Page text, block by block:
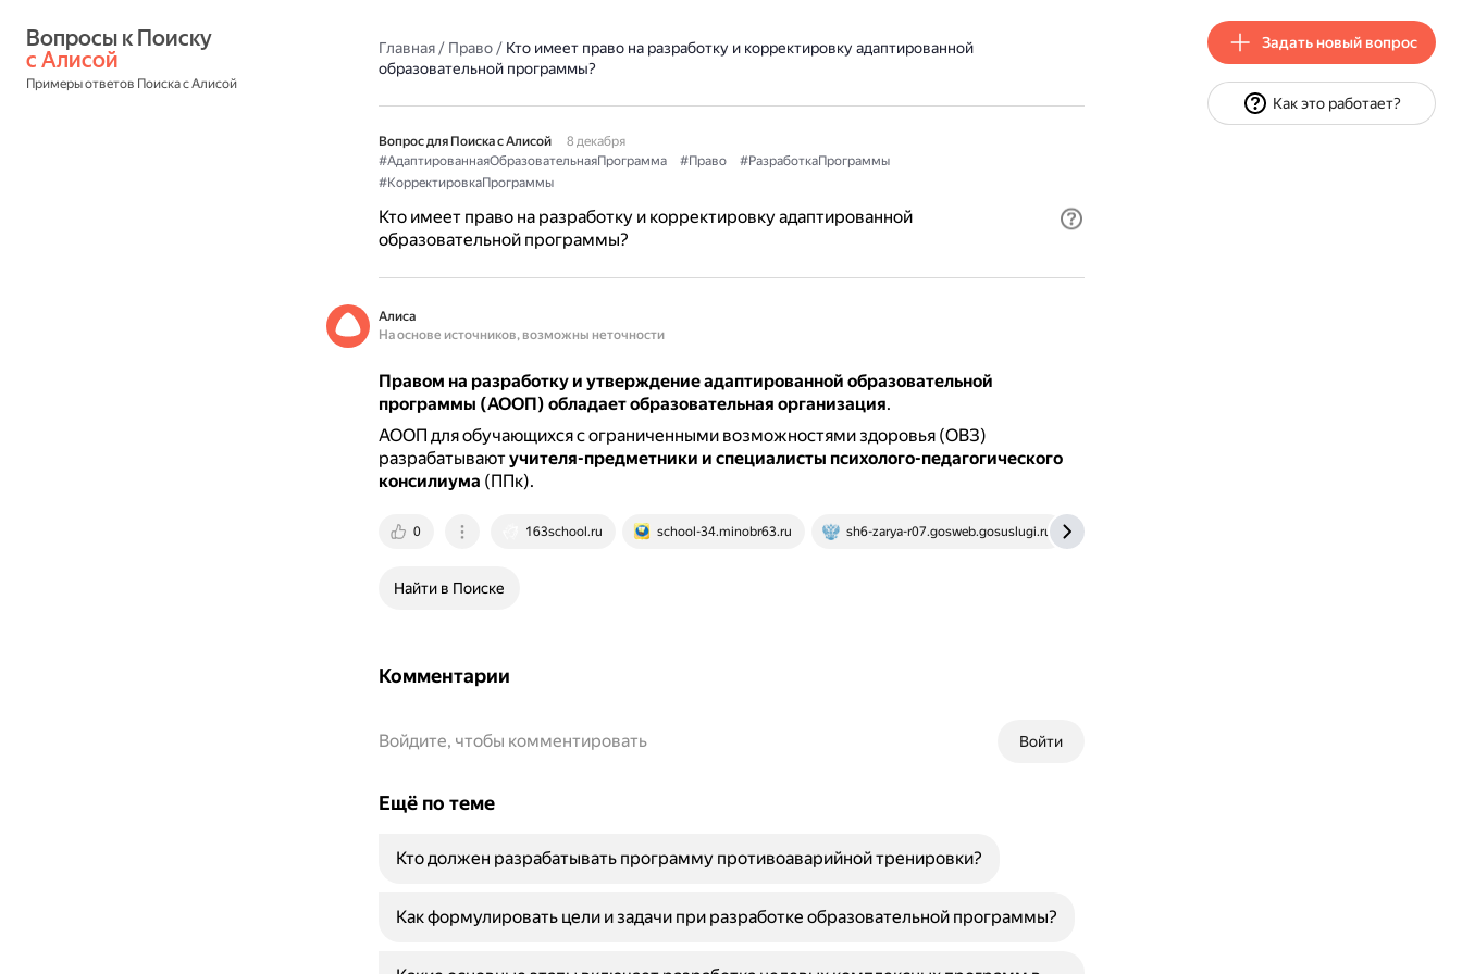
с Алисой
Примеры ответов Поиска с Алисой
Главная/ Право/ Кто имеет право на разработку и корректировку адаптированной
образовательной программы?
Вопрос для Поиска с Алисой
8 декабря
#АдаптированнаяОбразовательнаяПрограмма
#Право
#РазработкаПрограммы
#КорректировкаПрограммы
Кто имеет право на разработку и корректировку адаптированной
образовательной программы?
Алиса
На основе источников, возможны неточности
Правом на разработку и утверждение адаптированной образовательной
программы (АООП) обладает образовательная организация.
АООП для обучающихся с ограниченными возможностями здоровья (ОВЗ)
разрабатываютучителя-предметники и специалисты психолого-педагогического
консилиума (ППк).
0 163school.ru school-34.minobr63.ru sh6-zarya-r07.gosweb.gosuslugi.ru
Найти в Поиске
Комментарии
Войти
Войдите, чтобы комментировать
Ещё по теме
Кто должен разрабатывать программу противоаварийной тренировки?
Как формулировать цели и задачи при разработке образовательной программы?
Задать новый вопрос
Как это работает?